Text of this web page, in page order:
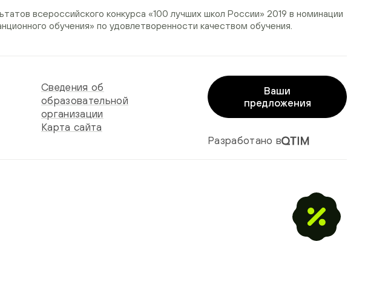
всероссийского конкурса «100 лучших школ России» 2019 в номинации
обучения» по удовлетворенности качеством обучения.
Сведения об
образовательной
организации
Карта сайта
Ваши
предложения
Разработано в